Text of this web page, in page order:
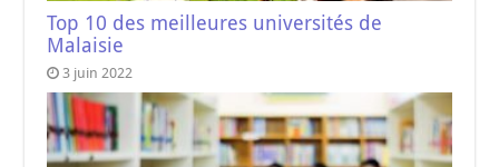
Top 10 des meilleures universités de
Malaisie
3 juin 2022